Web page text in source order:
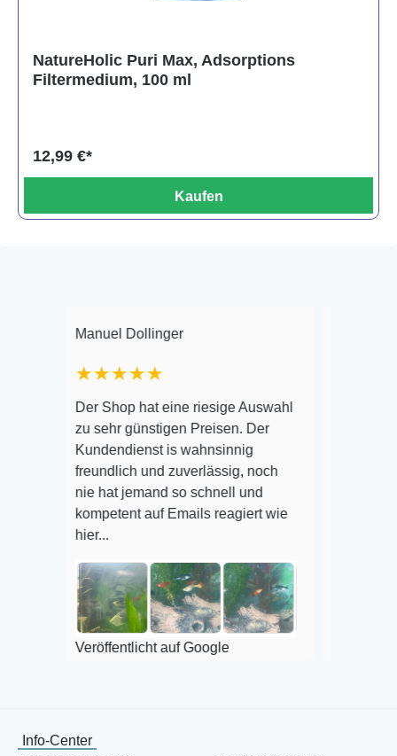
NatureHolic Puri Max, Adsorptions
Filtermedium, 100 ml
12,99 €*
Kaufen
Manuel Dollinger
★★★★★
Der Shop hat eine riesige Auswahl
zu sehr günstigen Preisen. Der
Kundendienst is wahnsinnig
freundlich und zuverlässig, noch
nie hat jemand so schnell und
kompetent auf Emails reagiert wie
Veröffentlicht auf Google
Auswahl plus
Info-Center